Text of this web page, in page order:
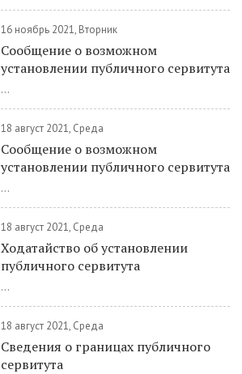
16 ноябрь 2021, Вторник
Сообщение о возможном
установлении публичного сервитута
...
18 август 2021, Среда
Сообщение о возможном
установлении публичного сервитута
...
18 август 2021, Среда
Ходатайство об установлении
публичного сервитута
...
18 август 2021, Среда
Сведения о границах публичного
сервитута